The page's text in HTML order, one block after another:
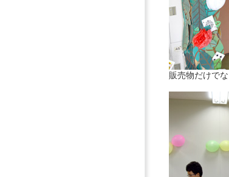
販売物だけで